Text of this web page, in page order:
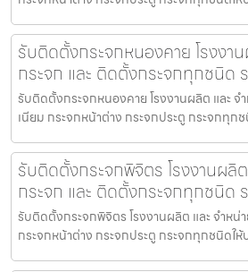
รับติดตั้งกระจกหนองคาย โรงงา
กระจก และ ติดตั้งกระจกทุกชนิด
รับติดตั้งกระจกหนองคาย โรงงานผลิต และ จ
เนียม กระจกหน้าต่าง กระจกประตู กระจกทุก
รับติดตั้งกระจกพิจิตร โรงงานผลิ
กระจก และ ติดตั้งกระจกทุกชนิด
รับติดตั้งกระจกพิจิตร โรงงานผลิต และ จำหน่
กระจกหน้าต่าง กระจกประตู กระจกทุกชนิดให้